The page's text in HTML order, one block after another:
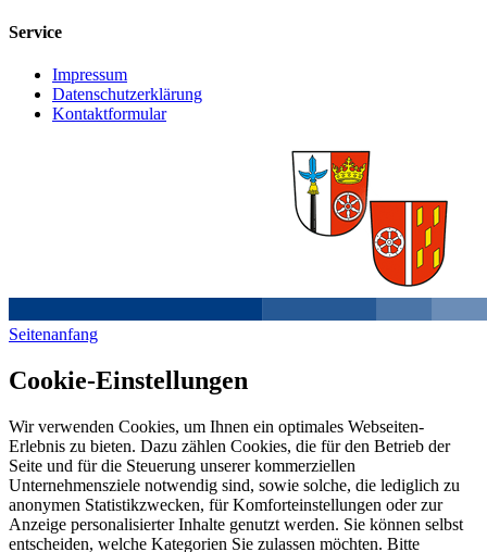
Service
Impressum
Datenschutzerklärung
Kontaktformular
Seitenanfang
Cookie-Einstellungen
Wir verwenden Cookies, um Ihnen ein optimales Webseiten-
Erlebnis zu bieten. Dazu zählen Cookies, die für den Betrieb der
Seite und für die Steuerung unserer kommerziellen
Unternehmensziele notwendig sind, sowie solche, die lediglich zu
anonymen Statistikzwecken, für Komforteinstellungen oder zur
Anzeige personalisierter Inhalte genutzt werden. Sie können selbst
entscheiden, welche Kategorien Sie zulassen möchten. Bitte